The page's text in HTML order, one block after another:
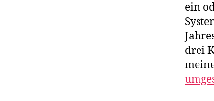
ein
drei